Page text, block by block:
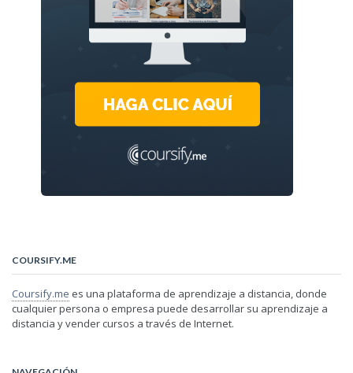
COURSIFY.ME
Coursify.me es una plataforma de aprendizaje a distancia, donde
cualquier persona o empresa puede desarrollar su aprendizaje a
distancia y vender cursos a través de Internet.